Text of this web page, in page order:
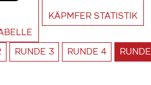
KÄPMFER STATISTIK
RUNDE 3 RUNDE 4 RUNDE